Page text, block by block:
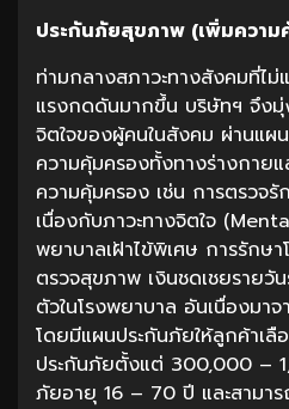
ประกันภัยสุขภาพ (เพิ่มความ
ท่ามกลางสภาวะทางสังคมที่ไม่
แรงกดดันมากขึ้น บริษัทฯ จึง
จิตใจของผู้คนในสังคม ผ่านแ
ความคุ้มครองทั้งทางร่างกายแ
ความคุ้มครอง เช่น การตรวจรั
เนื่องกับภาวะทางจิตใจ
พยาบาลเฝ้าไข้พิเศษ การรักษ
ตรวจสุขภาพ เงินชดเชยรายวั
ตัวในโรงพยาบาล อันเนื่องมา
โดยมีแผนประกันภัยให้ลูกค้าเลื
ประกันภัยตั้งแต่ 300,000 –
ภัยอายุ 16 – 70 ปี และสามา